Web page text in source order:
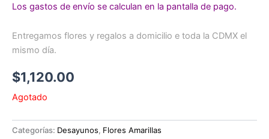
Los gastos de envío se calculan en la pantalla de pago.
Entregamos flores y regalos a domicilio e toda la CDMX el
mismo día.
$1,120.00
Agotado
Categorías: Desayunos, Flores Amarillas